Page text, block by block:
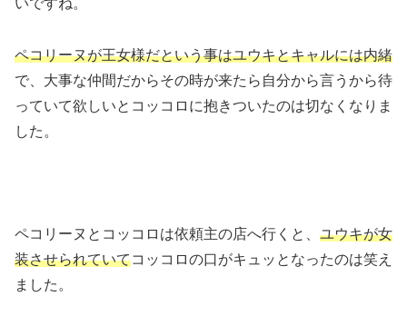
ペコリーヌが王女様だという事はユウキとキャルには内緒
で、大事な仲間だからその時が来たら自分から言うから待
っていて欲しいとコッコロに抱きついたのは切なくなりま
した。
ペコリーヌとコッコロは依頼主の店へ行くと、 ユウキが女
装させられていてコッコロの口がキュッとなったのは笑え
ました。